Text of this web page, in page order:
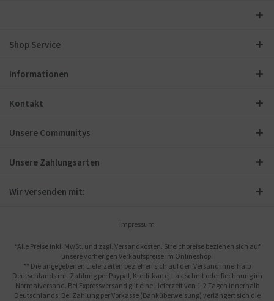
Shop Service
Informationen
Kontakt
Unsere Communitys
Unsere Zahlungsarten
Wir versenden mit:
Impressum
*Alle Preise inkl. MwSt. und zzgl. Versandkosten. Streichpreise beziehen sich auf
unsere vorherigen Verkaufspreise im Onlineshop.
** Die angegebenen Lieferzeiten beziehen sich auf den Versand innerhalb
Deutschlands mit Zahlung per Paypal, Kreditkarte, Lastschrift oder Rechnung im
Normalversand. Bei Expressversand gilt eine Lieferzeit von 1-2 Tagen innerhalb
Deutschlands. Bei Zahlung per Vorkasse (Banküberweisung) verlängert sich die